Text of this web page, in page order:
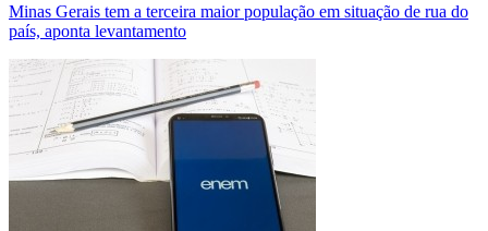
Minas Gerais tem a terceira maior população em situação de rua do
país, aponta levantamento